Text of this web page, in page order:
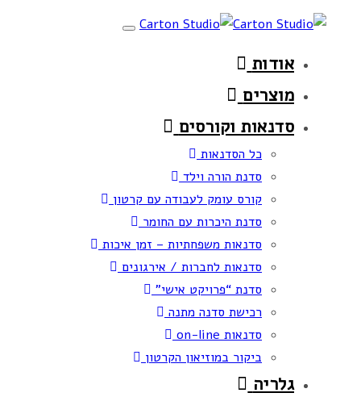
navigation
Toggle
אודות
מוצרים
סדנאות וקורסים
כל הסדנאות
סדנת הורה וילד
קורס עומק לעבודה עם קרטון
סדנת היכרות עם החומר
סדנאות משפחתיות – זמן איכות
סדנאות לחברות / אירגונים
סדנת “פרויקט אישי”
רכישת סדנה מתנה
סדנאות on-line
ביקור במוזיאון הקרטון
גלריה